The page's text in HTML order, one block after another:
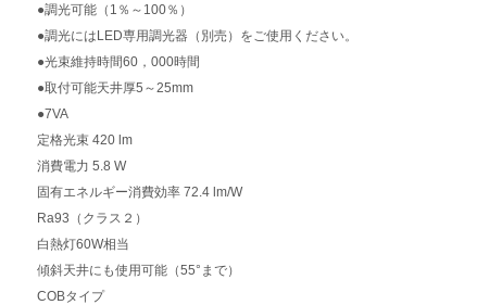
●調光可能（1％～100％）
●調光にはLED専用調光器（別売）をご使用ください。
●光束維持時間60，000時間
●取付可能天井厚5～25mm
●7VA
定格光束 420 lm
消費電力 5.8 W
固有エネルギー消費効率 72.4 lm/W
Ra93（クラス２）
白熱灯60W相当
傾斜天井にも使用可能（55°まで）
COBタイプ